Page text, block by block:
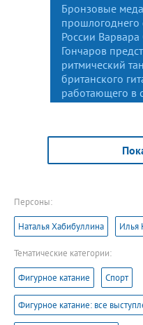
Бронзовые
России Варвара
Гончаров
ритмический
британского
работающего в
Персоны:
Наталья Хабибуллина Илья
Тематические категории:
Фигурное катание Спорт
Фигурное катание: все